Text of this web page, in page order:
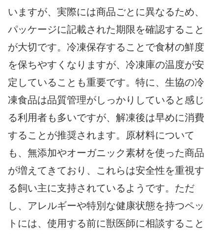
いますが、実際には商品ごとに異なるため、
パッケージに記載された期限を確認すること
が大切です。冷凍保存することで食材の鮮度
を保ちやすくなりますが、冷凍庫の温度が安
定していることも重要です。特に、生協の冷
凍食品は品質管理がしっかりしていると感じ
る利用者も多いですが、解凍後は早めに消費
することが推奨されます。原材料について
も、無添加やオーガニック素材を使った商品
が増えてきており、これらは安全性を重視す
る飼い主に支持されているようです。ただ
し、アレルギーや特別な健康状態を持つペッ
トには、使用する前に獣医師に相談すること